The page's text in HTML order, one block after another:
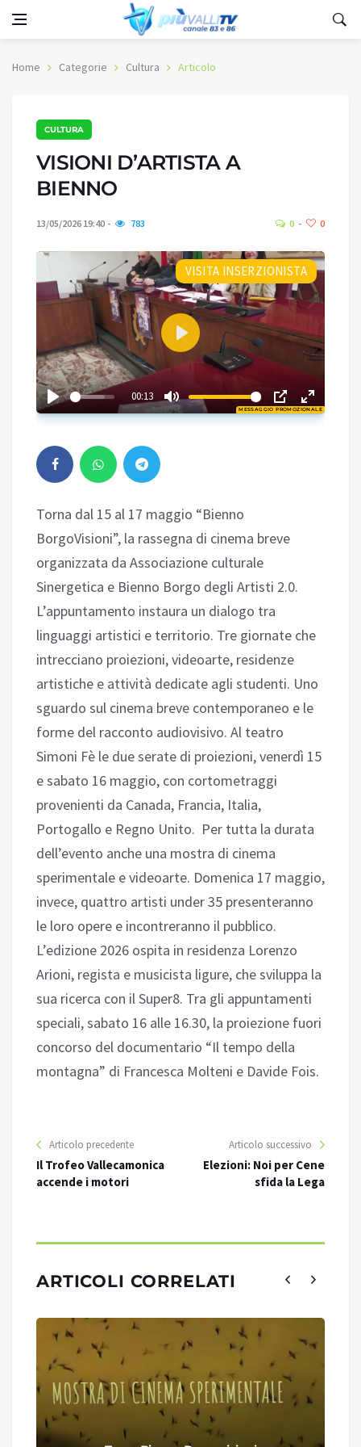
Home Categorie Cultura Articolo
CULTURA
VISIONI D’ARTISTA A
BIENNO
13/05/2026 19:40 783 0 0
MESSAGGIO PROMOZIONALE
VISITA INSERZIONISTA
00:13
Play
02:41
Torna dal 15 al 17 maggio “Bienno
BorgoVisioni”, la rassegna di cinema breve
organizzata da Associazione culturale
Sinergetica e Bienno Borgo degli Artisti 2.0.
L’appuntamento instaura un dialogo tra
linguaggi artistici e territorio. Tre giornate che
intrecciano proiezioni, videoarte, residenze
artistiche e attività dedicate agli studenti. Uno
sguardo sul cinema breve contemporaneo e le
forme del racconto audiovisivo. Al teatro
Simoni Fè le due serate di proiezioni, venerdì 15
e sabato 16 maggio, con cortometraggi
provenienti da Canada, Francia, Italia,
Portogallo e Regno Unito. Per tutta la durata
dell’evento anche una mostra di cinema
sperimentale e videoarte. Domenica 17 maggio,
invece, quattro artisti under 35 presenteranno
le loro opere e incontreranno il pubblico.
L’edizione 2026 ospita in residenza Lorenzo
Arioni, regista e musicista ligure, che sviluppa la
sua ricerca con il Super8. Tra gli appuntamenti
speciali, sabato 16 alle 16.30, la proiezione fuori
concorso del documentario “Il tempo della
montagna” di Francesca Molteni e Davide Fois.
Articolo precedente
Il Trofeo Vallecamonica
accende i motori
Articolo successivo
Elezioni: Noi per Cene
sfida la Lega
ARTICOLI CORRELATI